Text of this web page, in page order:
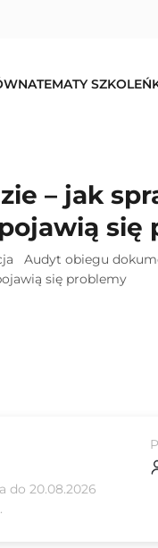
TEMATY SZKOLEŃ
– jak
się
Audyt obiegu
się problemy
do 20.08.2026